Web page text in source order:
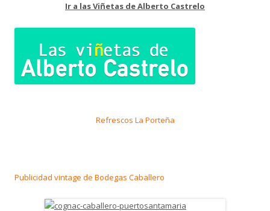
Ir a las Viñetas de Alberto Castrelo
Refrescos La Porteña
Publicidad vintage de Bodegas Caballero